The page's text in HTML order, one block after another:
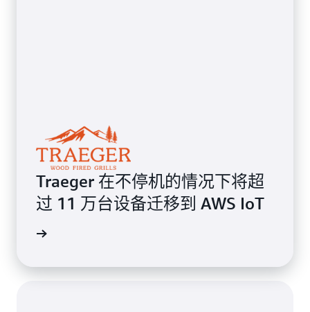
Traeger 在不停机的情况下将超
过 11 万台设备迁移到 AWS IoT